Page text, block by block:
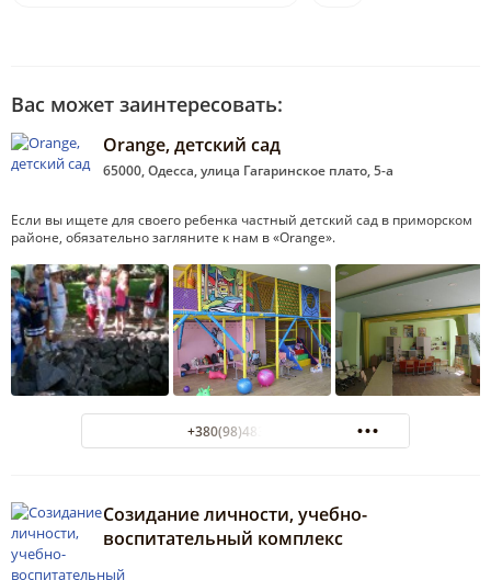
Вас может заинтересовать:
Orange, детский сад
65000, Одесса, улица Гагаринское плато, 5-а
Если вы ищете для своего ребенка частный детский сад в приморском
районе, обязательно загляните к нам в «Orange».
+380(98)483-92-48
Созидание личности, учебно-
воспитательный комплекс